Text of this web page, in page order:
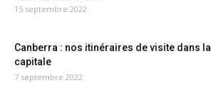
15 septembre 2022
Canberra : nos itinéraires de visite dans la
capitale
7 septembre 2022